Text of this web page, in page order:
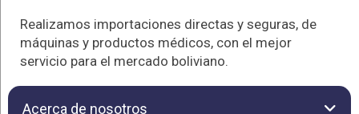
Realizamos importaciones directas y seguras, de
máquinas y productos médicos, con el mejor
servicio para el mercado boliviano.
Acerca de nosotros